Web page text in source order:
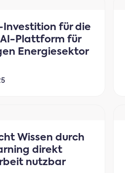
für die
Plattform für
Energiesektor
Wissen durch
direkt
nutzbar